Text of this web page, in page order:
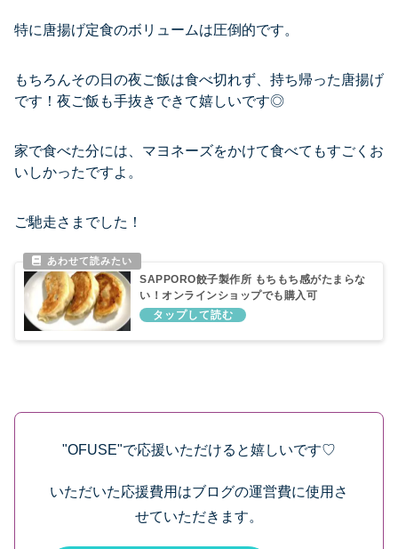
特に唐揚げ定食のボリュームは圧倒的です。
もちろんその日の夜ご飯は食べ切れず、持ち帰った唐揚げ
です！夜ご飯も手抜きできて嬉しいです◎
家で食べた分には、マヨネーズをかけて食べてもすごくお
いしかったですよ。
ご馳走さまでした！
SAPPORO餃子製作所 もちもち感がたまらな
い！オンラインショップでも購入可
"OFUSE"で応援いただけると嬉しいです♡
いただいた応援費用はブログの運営費に使用さ
せていただきます。